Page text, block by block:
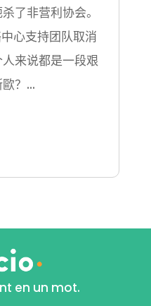
了非营利协会。
心支持团队取消
来说都是一段艰
？...
en un mot.